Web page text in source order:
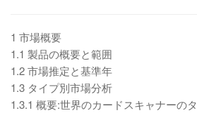
1 市場概要
1.1 製品の概要と範囲
1.2 市場推定と基準年
1.3 タイプ別市場分析
1.3.1 概要:世界のカードスキャナーの